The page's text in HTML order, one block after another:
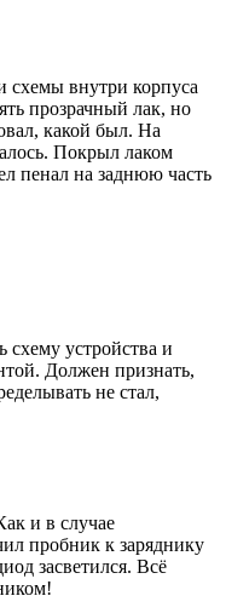
схемы внутри корпуса
прозрачный лак, но
какой был. На
Покрыл лаком
пенал на заднюю часть
устройства и
Должен признать,
не стал,
и в случае
пробник к заряднику
засветился. Всё